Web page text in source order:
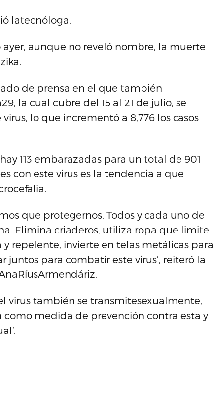
latecnóloga.
aunque no reveló nombre, la muerte
de prensa en el que también
la cual cubre del 15 al 21 de julio, se
lo que incrementó a 8,776 los casos
113 embarazadas para un total de 901
con este virus es la tendencia a que
que protegernos. Todos y cada uno de
Elimina criaderos, utiliza ropa que limite
repelente, invierte en telas metálicas para
juntos para combatir este virus’, reiteró la
virus también se transmitesexualmente,
medida de prevención contra esta y